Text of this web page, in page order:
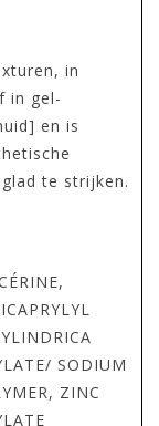
in
in gel-
en is
te strijken.
SODIUM
ZINC